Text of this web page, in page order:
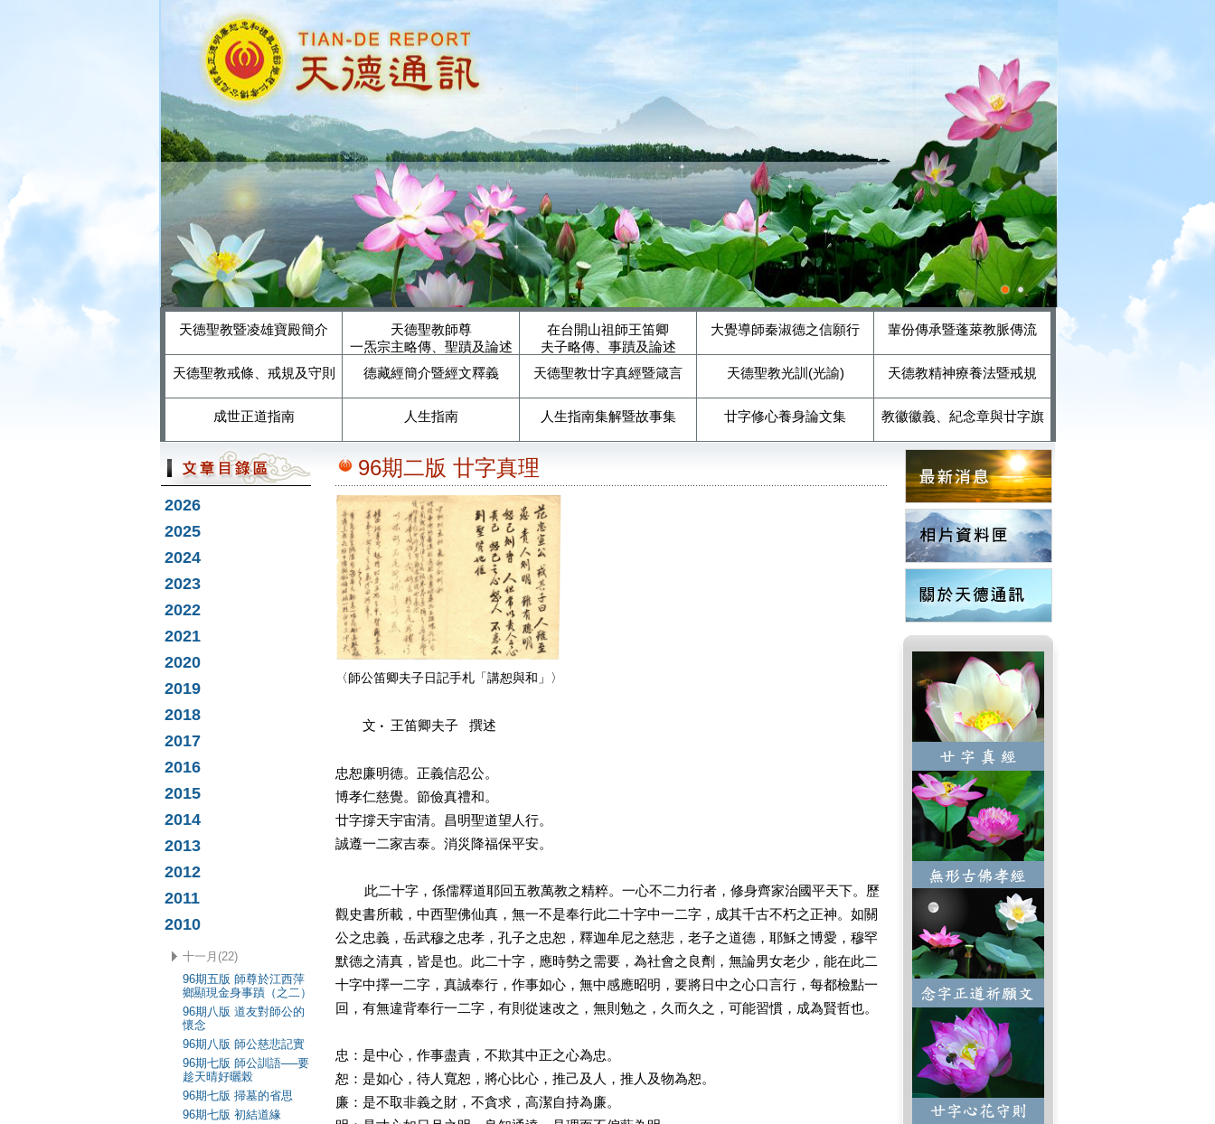
天德聖教暨凌雄寶殿簡介
天德聖教師尊
一炁宗主略傳、聖蹟及論述
在台開山祖師王笛卿
夫子略傳、事蹟及論述
大覺導師秦淑德之信願行 輩份傳承暨蓬萊教脈傳流
天德聖教戒條、戒規及守則 德藏經簡介暨經文釋義 天德聖教廿字真經暨箴言 天德聖教光訓(光諭) 天德教精神療養法暨戒規
成世正道指南 人生指南 人生指南集解暨故事集 廿字修心養身論文集 教徽徽義、紀念章與廿字旗
2026
2025
2024
2023
2022
2021
2020
2019
2018
2017
2016
2015
2014
2013
2012
2011
2010
十一月(22)
96期五版 師尊於江西萍
鄉顯現金身事蹟（之二）
96期八版 道友對師公的
懷念
96期八版 師公慈悲記實
96期七版 師公訓語──要
趁天晴好曬榖
96期七版 掃墓的省思
96期七版 初結道緣
96期二版 廿字真理
〈師公笛卿夫子日記手札「講恕與和」〉
文 ‧ 王笛卿夫子 撰述
忠恕廉明德。正義信忍公。
博孝仁慈覺。節儉真禮和。
廿字撐天宇宙清。昌明聖道望人行。
誠遵一二家吉泰。消災降福保平安。
此二十字，係儒釋道耶回五教萬教之精粹。一心不二力行者，修身齊家治國平天下。歷
觀史書所載，中西聖佛仙真，無一不是奉行此二十字中一二字，成其千古不朽之正神。如關
公之忠義，岳武穆之忠孝，孔子之忠恕，釋迦牟尼之慈悲，老子之道德，耶穌之博愛，穆罕
默德之清真，皆是也。此二十字，應時勢之需要，為社會之良劑，無論男女老少，能在此二
十字中擇一二字，真誠奉行，作事如心，無中感應昭明，要將日中之心口言行，每都檢點一
回，有無違背奉行一二字，有則從速改之，無則勉之，久而久之，可能習慣，成為賢哲也。
忠：是中心，作事盡責，不欺其中正之心為忠。
恕：是如心，待人寬恕，將心比心，推己及人，推人及物為恕。
廉：是不取非義之財，不貪求，高潔自持為廉。